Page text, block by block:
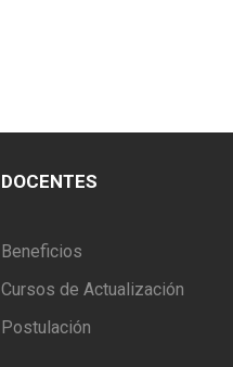
DOCENTES
Beneficios
Cursos de Actualización
Postulación